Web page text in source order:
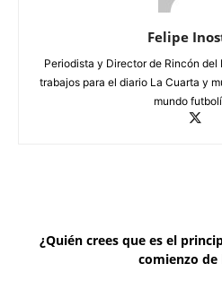
Felipe
Periodista y Director de Rincón
trabajos para el diario La Cuarta y
mundo
¿Quién crees que es el
comienzo de